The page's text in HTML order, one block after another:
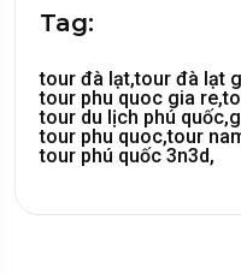
Tag:
tour đà lạt,tour đà lạt
tour phu quoc gia re,
tour du lịch phú quốc,
tour phu quoc,tour
tour phú quốc 3n3d,